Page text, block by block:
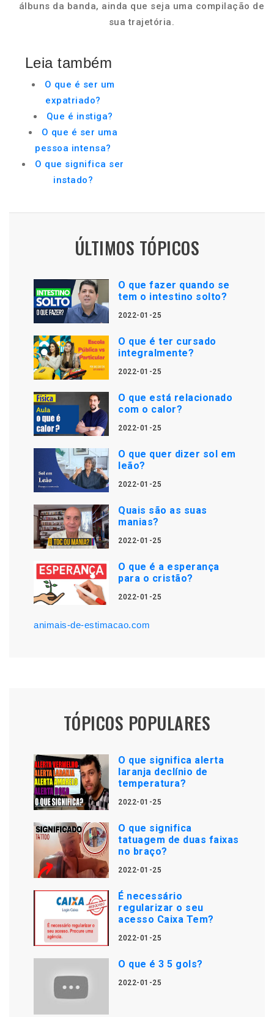
álbuns da banda, ainda que seja uma compilação de
sua trajetória.
Leia também
O que é ser um
expatriado?
Que é instiga?
O que é ser uma
pessoa intensa?
O que significa ser
instado?
ÚLTIMOS TÓPICOS
O que fazer quando se
tem o intestino solto?
2022-01-25
O que é ter cursado
integralmente?
2022-01-25
O que está relacionado
com o calor?
2022-01-25
O que quer dizer sol em
leão?
2022-01-25
Quais são as suas
manias?
2022-01-25
O que é a esperança
para o cristão?
2022-01-25
animais-de-estimacao.com
TÓPICOS POPULARES
O que significa alerta
laranja declínio de
temperatura?
2022-01-25
O que significa
tatuagem de duas faixas
no braço?
2022-01-25
É necessário
regularizar o seu
acesso Caixa Tem?
2022-01-25
O que é 3 5 gols?
2022-01-25